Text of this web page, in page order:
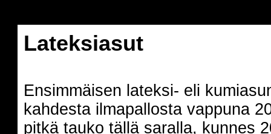
Lateksiasut
Ensimmäisen lateksi- eli
kahdesta ilmapallosta vappuna
pitkä tauko tällä saralla, kunnes